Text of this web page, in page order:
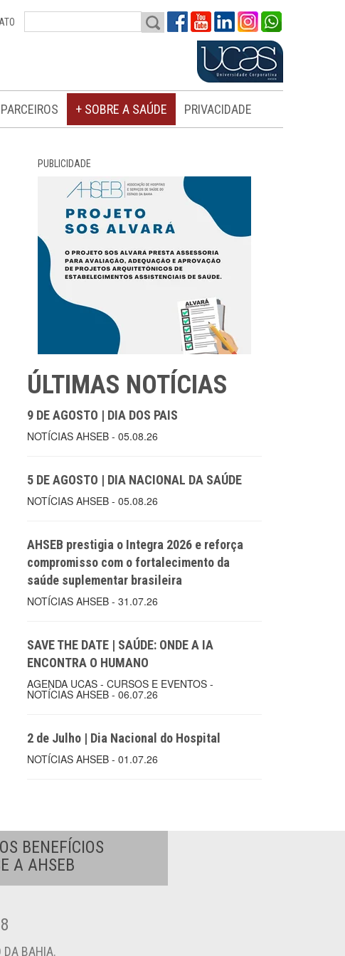
PARCEIROS + SOBRE A SAÚDE PRIVACIDADE
PUBLICIDADE
ÚLTIMAS NOTÍCIAS
9 DE AGOSTO | DIA DOS PAIS
NOTÍCIAS AHSEB - 05.08.26
5 DE AGOSTO | DIA NACIONAL DA SAÚDE
NOTÍCIAS AHSEB - 05.08.26
AHSEB prestigia o Integra 2026 e reforça
compromisso com o fortalecimento da
saúde suplementar brasileira
NOTÍCIAS AHSEB - 31.07.26
SAVE THE DATE | SAÚDE: ONDE A IA
ENCONTRA O HUMANO
AGENDA UCAS - CURSOS E EVENTOS -
NOTÍCIAS AHSEB - 06.07.26
2 de Julho | Dia Nacional do Hospital
NOTÍCIAS AHSEB - 01.07.26
BENEFÍCIOS
A AHSEB
DA BAHIA.